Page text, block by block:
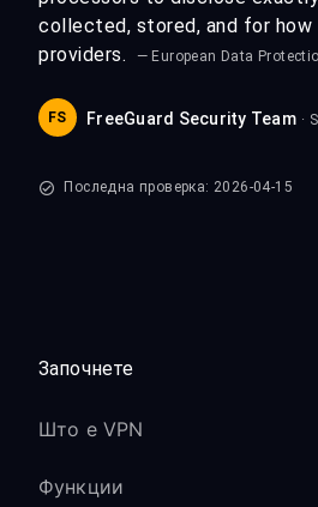
collected, stored, and for how
providers.
— European Data
FS FreeGuard Security Team ·
Последна проверка: 2026-04-15
Започнете
Што е VPN
Функции